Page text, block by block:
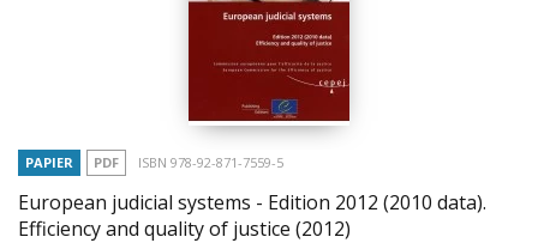
PAPIER PDF ISBN 978-92-871-7559-5
European judicial systems - Edition 2012 (2010 data).
Efficiency and quality of justice (2012)